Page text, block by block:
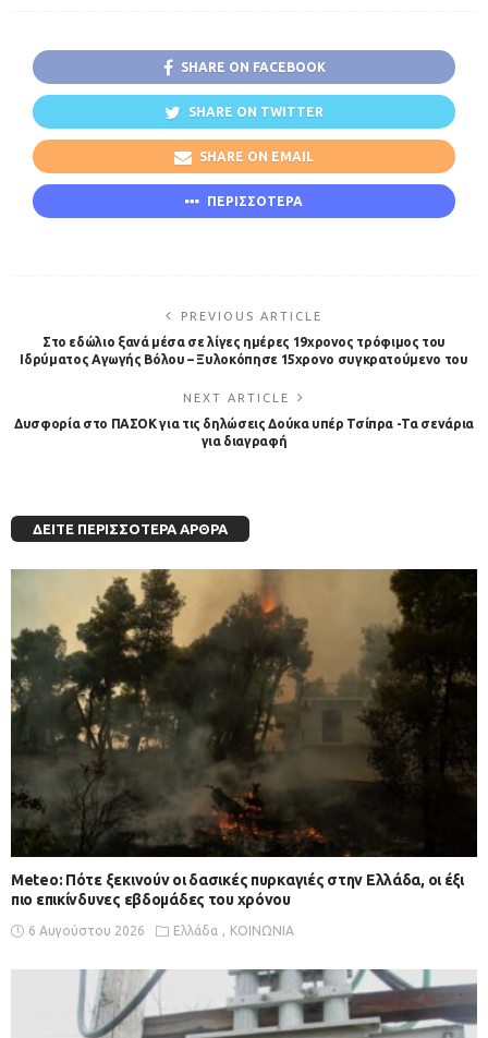
SHARE ON FACEBOOK
SHARE ON TWITTER
SHARE ON EMAIL
ΠΕΡΙΣΣΟΤΕΡΑ
PREVIOUS ARTICLE
Στο εδώλιο ξανά μέσα σε λίγες ημέρες 19χρονος τρόφιμος του
Ιδρύματος Αγωγής Βόλου – Ξυλοκόπησε 15χρονο συγκρατούμενο του
NEXT ARTICLE
Δυσφορία στο ΠΑΣΟΚ για τις δηλώσεις Δούκα υπέρ Τσίπρα -Τα σενάρια
για διαγραφή
ΔΕΊΤΕ ΠΕΡΙΣΣΌΤΕΡΑ ΆΡΘΡΑ
Meteo: Πότε ξεκινούν οι δασικές πυρκαγιές στην Ελλάδα, οι έξι
πιο επικίνδυνες εβδομάδες του χρόνου
6 Αυγούστου 2026 Ελλάδα ΚΟΙΝΩΝΙΑ